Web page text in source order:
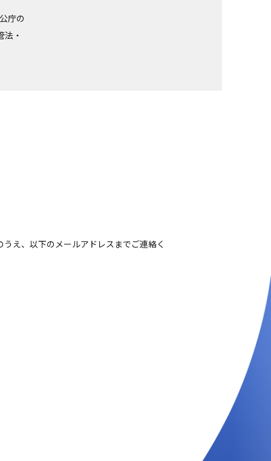
庁の
・
え、以下のメールアドレスまでご連絡く